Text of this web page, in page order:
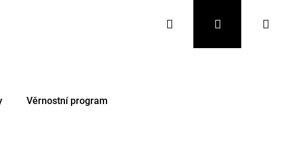
Hledat Přihlášení
Věrnostní program